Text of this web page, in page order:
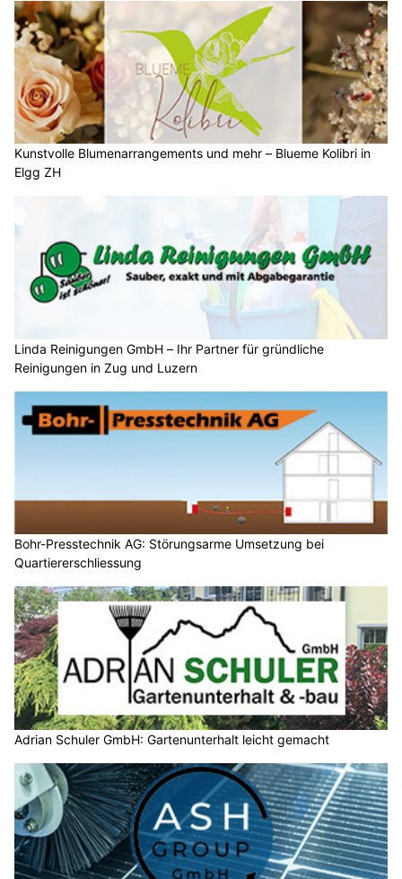
Kunstvolle Blumenarrangements und mehr – Blueme Kolibri in
Elgg ZH
Linda Reinigungen GmbH – Ihr Partner für gründliche
Reinigungen in Zug und Luzern
Bohr-Presstechnik AG: Störungsarme Umsetzung bei
Quartiererschliessung
Adrian Schuler GmbH: Gartenunterhalt leicht gemacht